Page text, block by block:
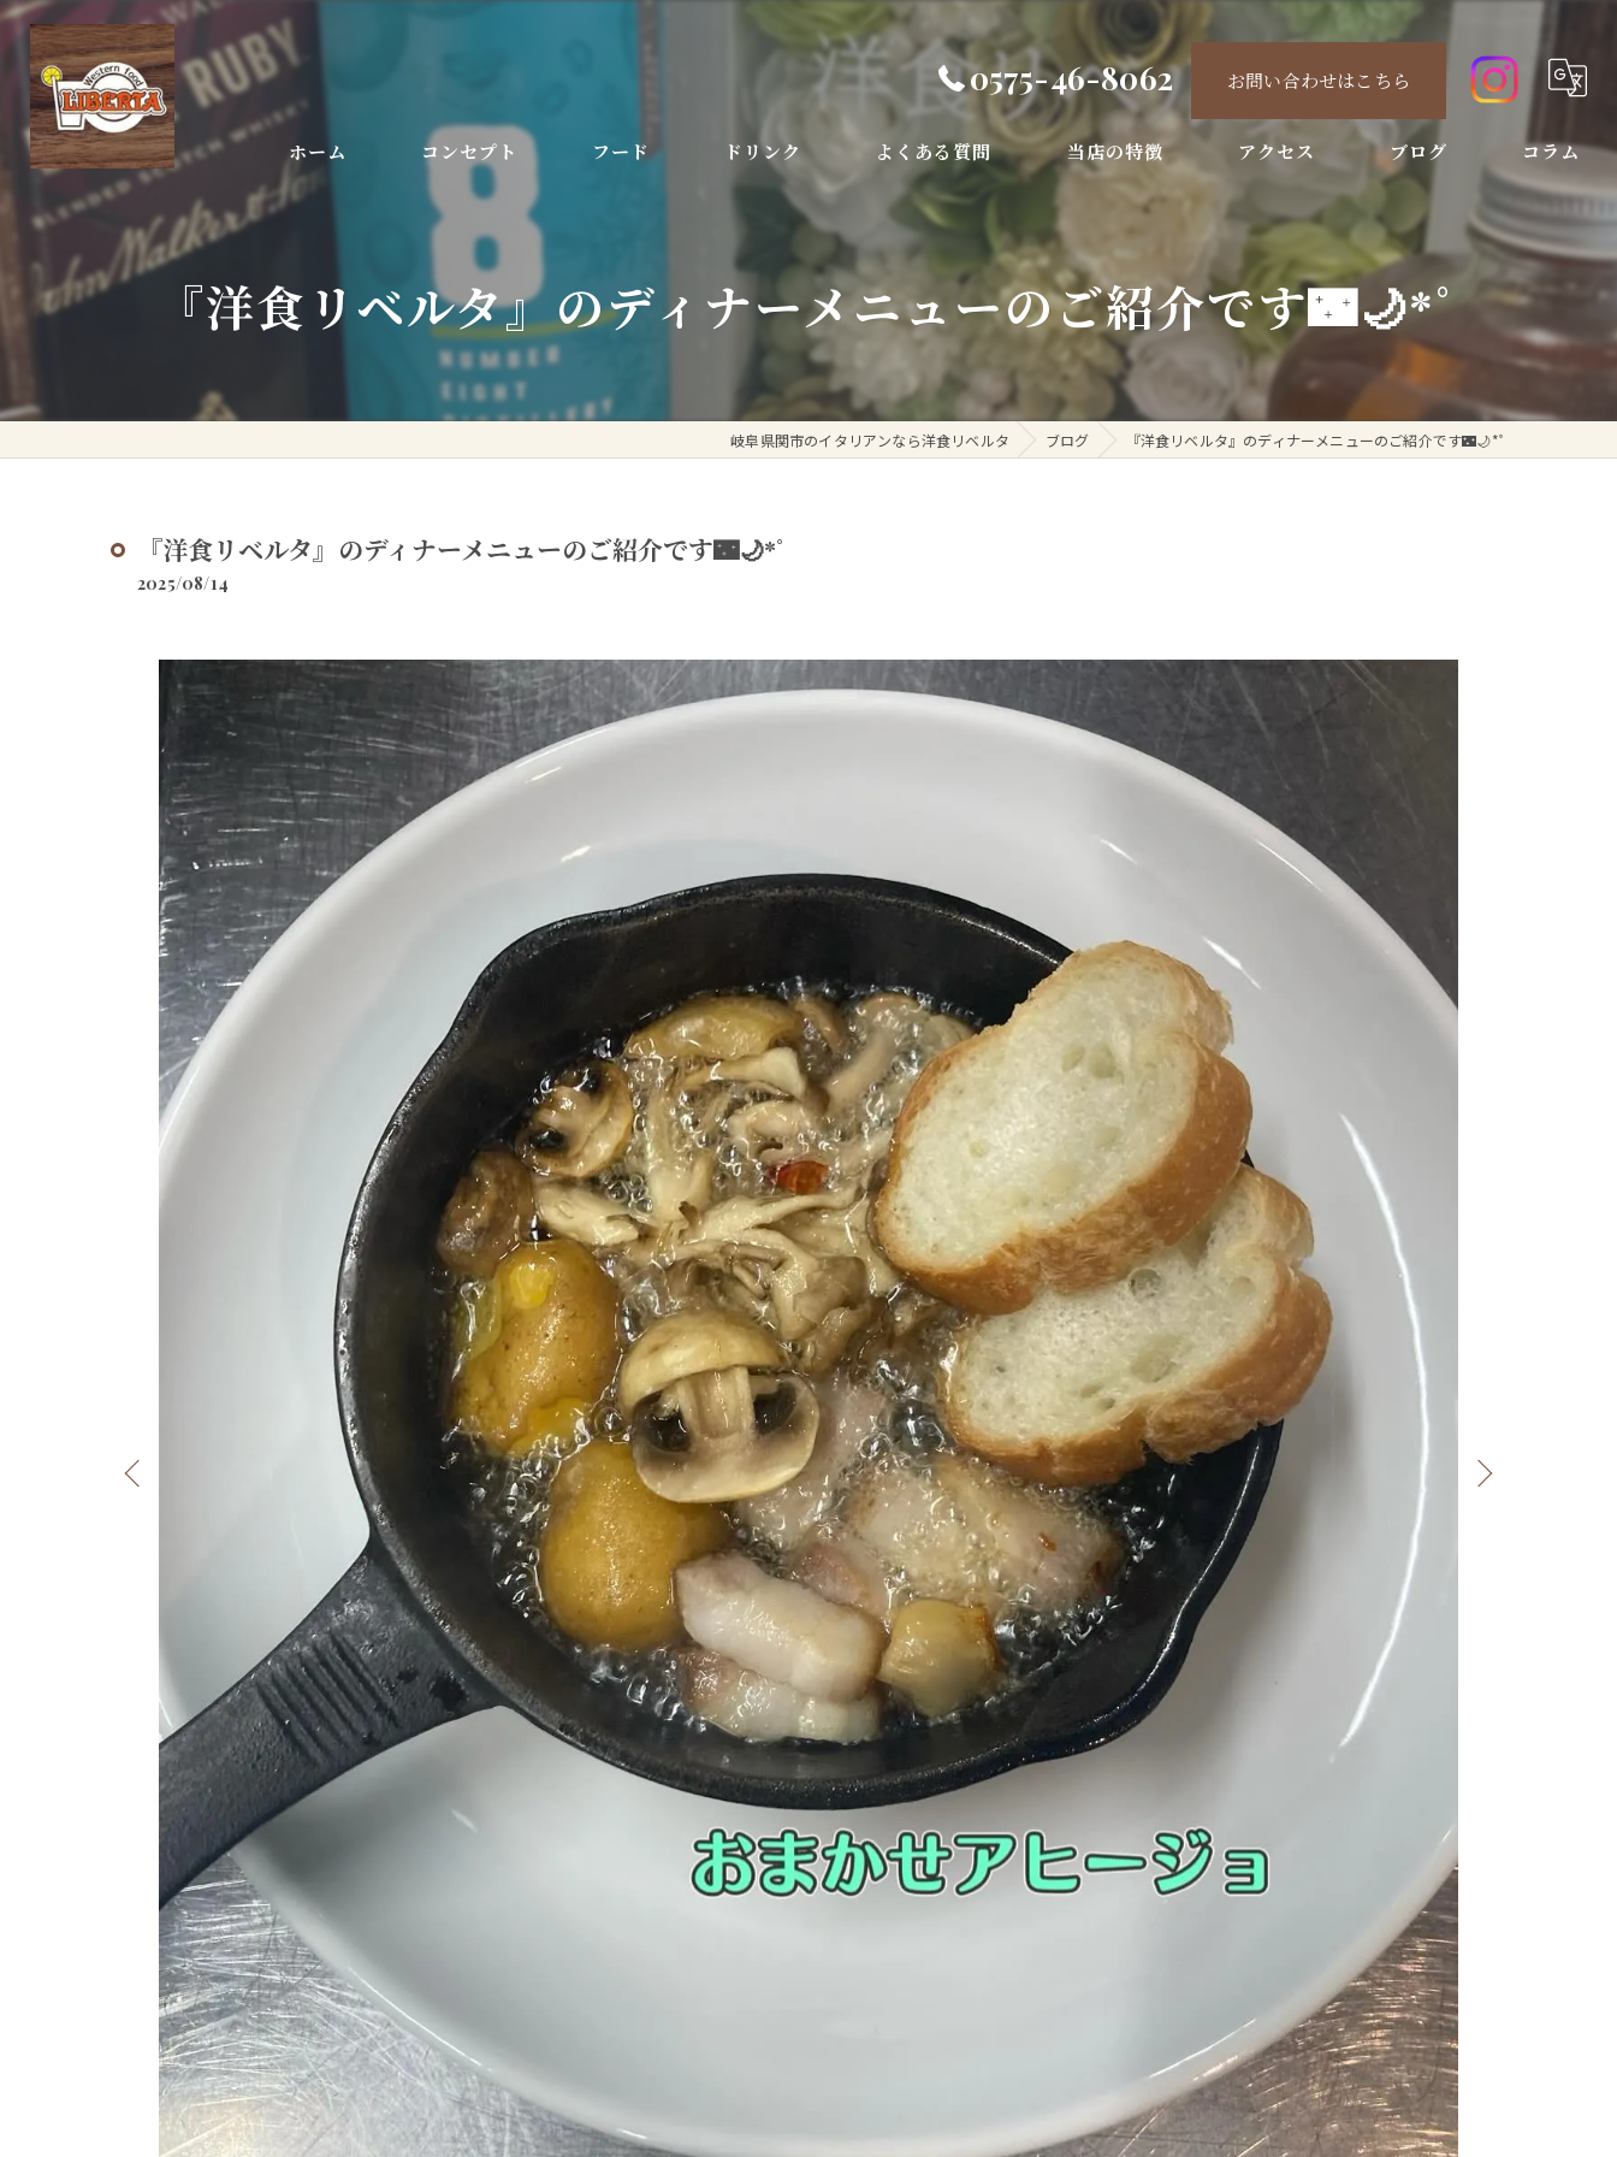
0575-46-8062 お問い合わせはこちら
ホーム コンセプト
店長あいさつ
フード ドリンク よくある質問 当店の特徴
ディナー
コース
お酒
季節限定
ランチ
アクセス ブログ コラム
『洋食リベルタ』のディナーメニューのご紹介です🌃🌙*ﾟ
岐阜県関市のイタリアンなら洋食リベルタ ブログ 『洋食リベルタ』のディナーメニューのご紹介です🌃🌙*ﾟ
『洋食リベルタ』のディナーメニューのご紹介です🌃🌙*ﾟ
2025/08/14